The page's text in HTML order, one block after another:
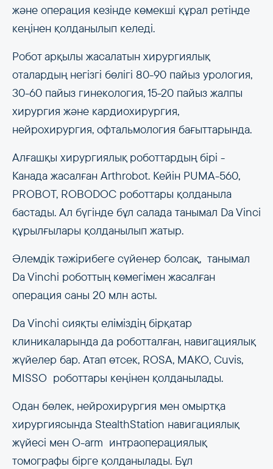
және операция кезінде көмекші құрал ретінде
кеңінен қолданылып келеді.
Робот арқылы жасалатын хирургиялық
оталардың негізгі бөлігі 80-90 пайыз урология,
30-60 пайыз гинекология, 15-20 пайыз жалпы
хирургия және кардиохирургия,
нейрохирургия, офтальмология бағыттарында.
Алғашқы хирургиялық роботтардың бірі -
Канада жасалған Arthrobot. Кейін PUMA-560,
PROBOT, ROBODOC роботтары қолданыла
бастады. Ал бүгінде бұл салада танымал Da Vinci
құрылғылары қолданылып жатыр.
Әлемдік тәжірибеге сүйенер болсақ, танымал
Da Vinchi роботтың көмегімен жасалған
операция саны 20 млн асты.
Da Vinchi сияқты еліміздің бірқатар
клиникаларында да роботталған, навигациялық
жүйелер бар. Атап өтсек, ROSA, MAKO, Cuvis,
MISSO роботтары кеңінен қолданылады.
Одан бөлек, нейрохирургия мен омыртқа
хирургиясында StealthStation навигациялық
жүйесі мен O-arm интраоперациялық
томографы бірге қолданылады. Бұл